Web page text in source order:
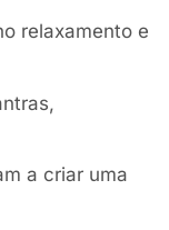
relaxamento e
a criar uma